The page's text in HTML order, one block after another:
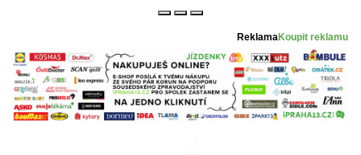
ReklamaKoupit reklamu